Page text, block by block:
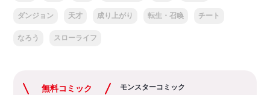
ダンジョン 天才 成り上がり 転生・召喚 チート
なろう スローライフ
無料コミック モンスターコミック